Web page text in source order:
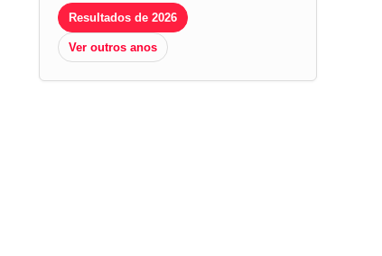
Resultados de 2026
Ver outros anos